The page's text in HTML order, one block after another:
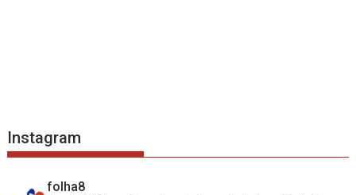
Instagram
folha8